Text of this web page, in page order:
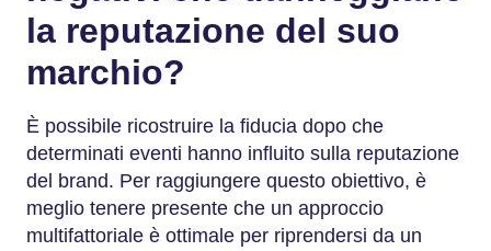
la reputazione del suo
marchio?
È possibile ricostruire la fiducia dopo che
determinati eventi hanno influito sulla reputazione
del brand. Per raggiungere questo obiettivo, è
meglio tenere presente che un approccio
multifattoriale è ottimale per riprendersi da un